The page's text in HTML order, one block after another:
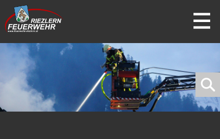
direkt zur Navigation
direkt zum Inhalt